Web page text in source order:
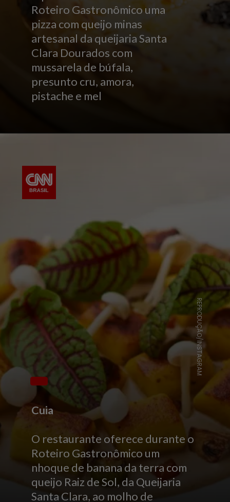
Roteiro Gastronômico uma
pizza com queijo minas
artesanal da queijaria Santa
Clara Dourados com
mussarela de búfala,
presunto cru, amora,
pistache e mel
Cuia
O restaurante oferece durante o
Roteiro Gastronômico um
nhoque de banana da terra com
queijo Raiz de Sol, da Queijaria
Santa Clara, ao molho de
REPRODUÇÃO/INSTAGRAM